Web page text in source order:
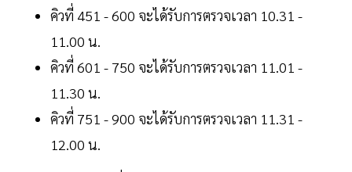
คิวที่ 451 - 600 จะได้รับการตรวจเวลา 10.31 -
11.00 น.
คิวที่ 601 - 750 จะได้รับการตรวจเวลา 11.01 -
11.30 น.
คิวที่ 751 - 900 จะได้รับการตรวจเวลา 11.31 -
12.00 น.